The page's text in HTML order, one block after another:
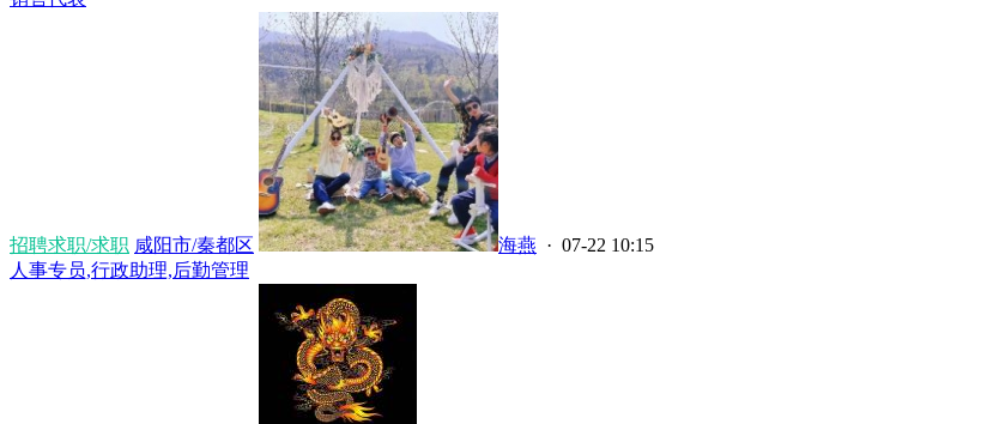
招聘求职/求职 咸阳市/秦都区 海燕 · 07-22 10:15
人事专员,行政助理,后勤管理